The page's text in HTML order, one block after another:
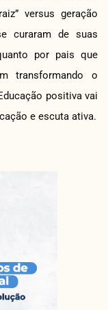
versus geração
curaram de suas
por pais que
transformando o
positiva vai
e escuta ativa.